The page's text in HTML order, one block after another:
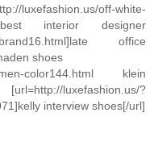
luxefashion.us/off-white-
best interior designer
brand16.html]late office
shoes
men-color144.html klein
?
interview shoes[/url]